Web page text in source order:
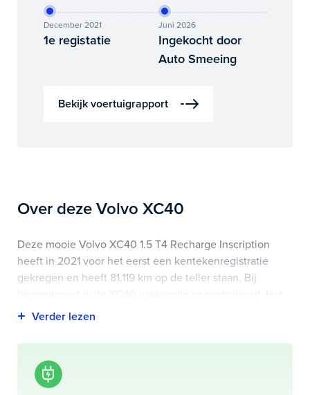
December 2021
1e registatie
Juni 2026
Ingekocht door
Auto Smeeing
Bekijk voertuigrapport
Over deze Volvo XC40
Deze mooie Volvo XC40 1.5 T4 Recharge Inscription
heeft in 2021 voor het eerst een kentekenregistratie
gekregen en heeft 81.119 km op de teller staan. Bij
voertuigrapport is op deze pagina bij onderhoud en
Highlights van deze Volvo zijn onder andere apple
carplay/android auto, cruise control, elektrisch